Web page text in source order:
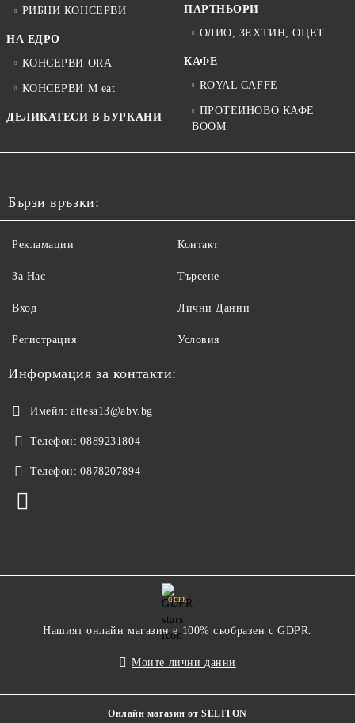
РИБНИ КОНСЕРВИ
НА ЕДРО
КОНСЕРВИ ORA
КОНСЕРВИ M eat
ДЕЛИКАТЕСИ В БУРКАНИ
ПАРТНЬОРИ
ОЛИО, ЗЕХТИН, ОЦЕТ
КАФЕ
ROYAL CAFFE
ПРОТЕИНОВО КАФЕ
BOOM
Бързи връзки:
Рекламации
За Нас
Вход
Регистрация
Контакт
Търсене
Лични Данни
Условия
Информация за контакти:
Имейл: attesa13@abv.bg
Телефон: 0889231804
Телефон: 0878207894
GDPR
Нашият онлайн магазин е 100% съобразен с GDPR.
Моите лични данни
Онлайн магазин от SELITON